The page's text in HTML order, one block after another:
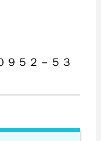
５２－５３